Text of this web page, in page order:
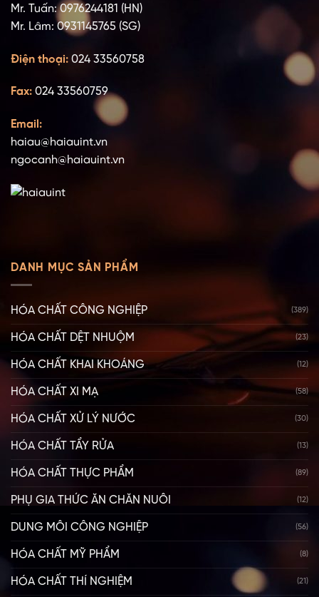
Mr. Tuấn: 0976244181 (HN)
Mr. Lâm: 0931145765 (SG)
Điện thoại: 024 33560758
Fax: 024 33560759
Email:
haiau@haiauint.vn
ngocanh@haiauint.vn
DANH MỤC SẢN PHẨM
HÓA CHẤT CÔNG NGHIỆP (389)
HÓA CHẤT DỆT NHUỘM (23)
HÓA CHẤT KHAI KHOÁNG (12)
HÓA CHẤT XI MẠ (58)
HÓA CHẤT XỬ LÝ NƯỚC (30)
HÓA CHẤT TẨY RỬA (13)
HÓA CHẤT THỰC PHẨM (89)
PHỤ GIA THỨC ĂN CHĂN NUÔI (12)
DUNG MÔI CÔNG NGHIỆP (56)
HÓA CHẤT MỸ PHẨM (8)
HÓA CHẤT THÍ NGHIỆM (21)